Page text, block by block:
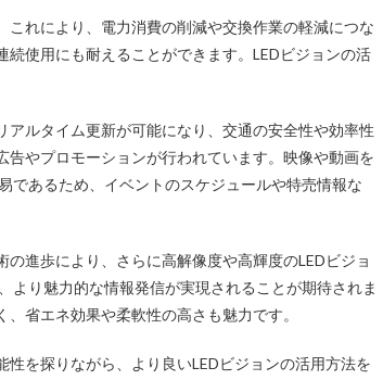
れにより、電力消費の削減や交換作業の軽減につな
使用にも耐えることができます。LEDビジョンの活
ルタイム更新が可能になり、交通の安全性や効率性
やプロモーションが行われています。映像や動画を
であるため、イベントのスケジュールや特売情報な
進歩により、さらに高解像度や高輝度のLEDビジョ
より魅力的な情報発信が実現されることが期待されま
省エネ効果や柔軟性の高さも魅力です。
を探りながら、より良いLEDビジョンの活用方法を